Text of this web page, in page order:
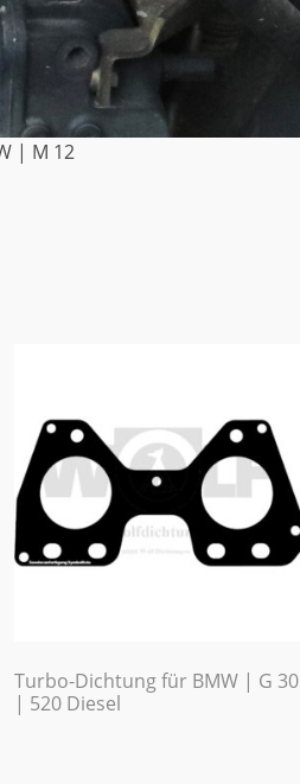
| M 12
Turbo-Dichtung für BMW | G 30
| 520 Diesel